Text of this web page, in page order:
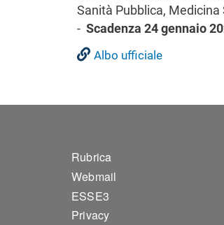
Sanità Pubblica, Medicina
- Scadenza 24 gennaio
Albo ufficiale
Footer 1
Rubrica
Webmail
ESSE3
Privacy